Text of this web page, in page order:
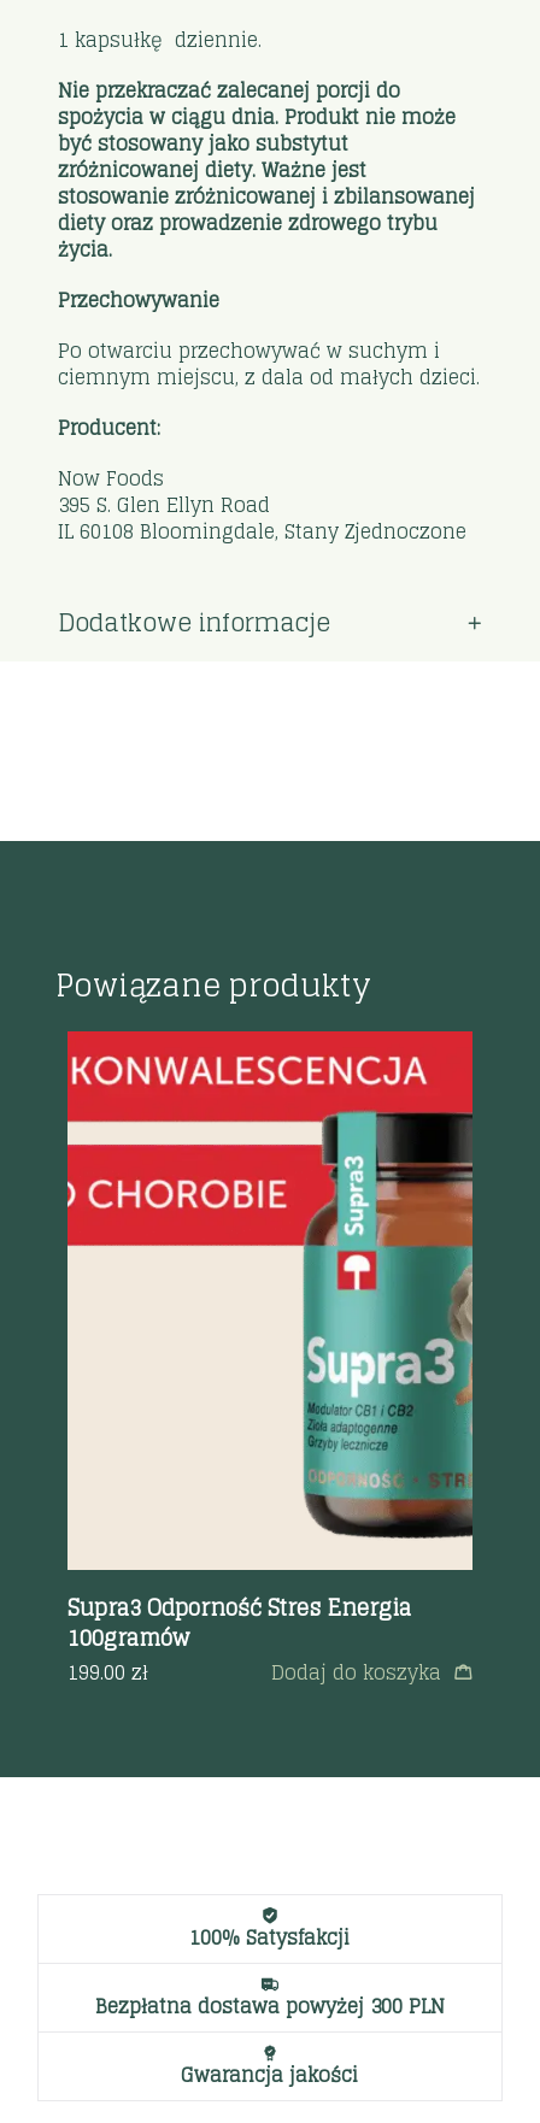
1 kapsułkę dziennie.
Nie przekraczać zalecanej porcji do
spożycia w ciągu dnia. Produkt nie może
być stosowany jako substytut
zróżnicowanej diety. Ważne jest
stosowanie zróżnicowanej i zbilansowanej
diety oraz prowadzenie zdrowego trybu
życia.
Przechowywanie
Po otwarciu przechowywać w suchym i
ciemnym miejscu, z dala od małych dzieci.
Producent:
Now Foods
395 S. Glen Ellyn Road
IL 60108 Bloomingdale, Stany Zjednoczone
Dodatkowe informacje
Powiązane produkty
Supra3 Odporność Stres Energia
100gramów
199.00zł Dodaj do koszyka
100% Satysfakcji
Bezpłatna dostawa powyżej 300 PLN
Gwarancja jakości